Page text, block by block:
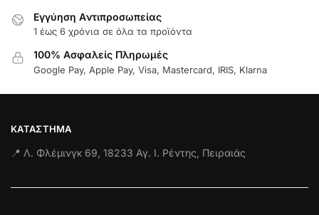
Εγγύηση Aντιπροσωπείας
1 έως 6 χρόνια σε όλα τα προϊόντα
100% Ασφαλείς Πληρωμές
Google Pay, Apple Pay, Visa, Mastercard, IRIS, Klarna
ΚΑΤΆΣΤΗΜΑ
📍 Λ. Φλέμινγκ 69, 18233 Αγ. Ι. Ρέντης, Πειραιάς